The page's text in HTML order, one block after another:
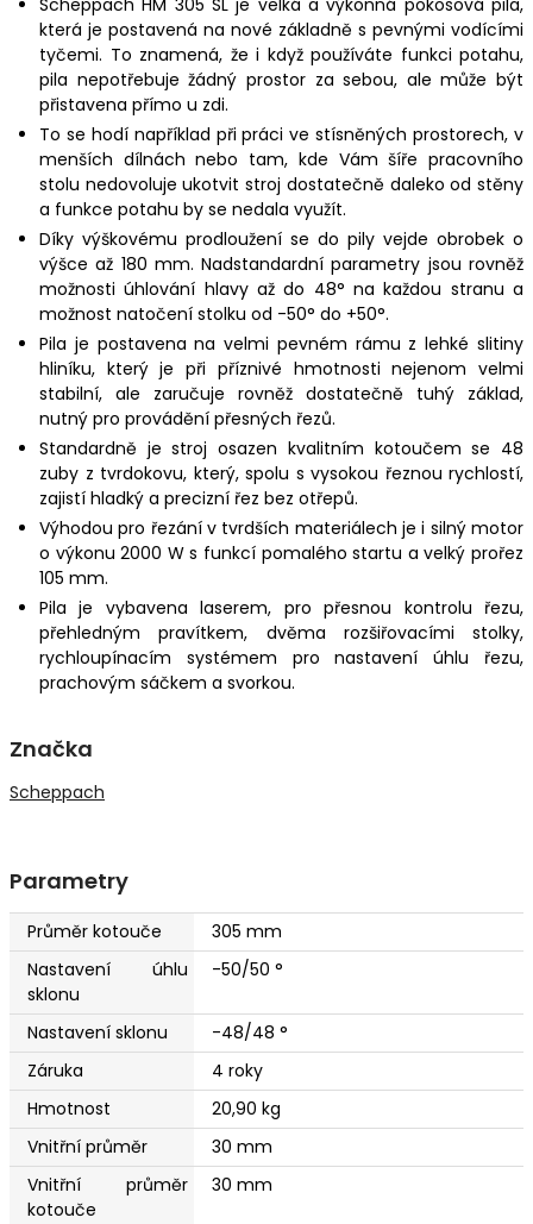
Scheppach HM 305 SL je velká a výkonná pokosová pila,
která je postavená na nové základně s pevnými vodícími
tyčemi. To znamená, že i když používáte funkci potahu,
pila nepotřebuje žádný prostor za sebou, ale může být
přistavena přímo u zdi.
To se hodí například při práci ve stísněných prostorech, v
menších dílnách nebo tam, kde Vám šíře pracovního
stolu nedovoluje ukotvit stroj dostatečně daleko od stěny
a funkce potahu by se nedala využít.
Díky výškovému prodloužení se do pily vejde obrobek o
výšce až 180 mm. Nadstandardní parametry jsou rovněž
možnosti úhlování hlavy až do 48° na každou stranu a
možnost natočení stolku od -50° do +50°.
Pila je postavena na velmi pevném rámu z lehké slitiny
hliníku, který je při příznivé hmotnosti nejenom velmi
stabilní, ale zaručuje rovněž dostatečně tuhý základ,
nutný pro provádění přesných řezů.
Standardně je stroj osazen kvalitním kotoučem se 48
zuby z tvrdokovu, který, spolu s vysokou řeznou rychlostí,
zajistí hladký a precizní řez bez otřepů.
Výhodou pro řezání v tvrdších materiálech je i silný motor
o výkonu 2000 W s funkcí pomalého startu a velký prořez
105 mm.
Pila je vybavena laserem, pro přesnou kontrolu řezu,
přehledným pravítkem, dvěma rozšiřovacími stolky,
rychloupínacím systémem pro nastavení úhlu řezu,
prachovým sáčkem a svorkou.
Značka
Scheppach
Parametry
Průměr kotouče
305 mm
Nastavení úhlu
sklonu
-50/50 °
Nastavení sklonu
-48/48 °
Záruka
4 roky
Hmotnost
20,90 kg
Vnitřní průměr
30 mm
Vnitřní průměr
kotouče
30 mm